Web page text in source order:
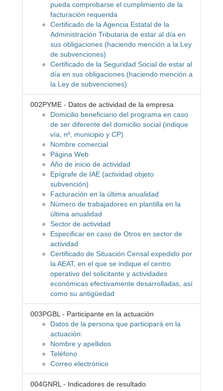
pueda comprobarse el cumplimiento de la
facturación requerida
Certificado de la Agencia Estatal de la
Administración Tributaria de estar al día en
sus obligaciones (haciendo mención a la Ley
de subvenciones)
Certificado de la Seguridad Social de estar al
día en sus obligaciones (haciendo mención a
la Ley de subvenciones)
002PYME - Datos de actividad de la empresa
Domicilio beneficiario del programa en caso
de ser diferente del domicilio social (indique
vía, nº, municipio y CP)
Nombre comercial
Página Web
Año de inicio de actividad
Epígrafe de IAE (actividad objeto
subvención)
Facturación en la última anualidad
Número de trabajadores en plantilla en la
última anualidad
Sector de actividad
Especificar en caso de Otros en sector de
actividad
Certificado de Situación Censal expedido por
la AEAT, en el que se indique el centro
operativo del solicitante y actividades
económicas efectivamente desarrolladas, así
como su antigüedad
003PGBL - Participante en la actuación
Datos de la persona que participará en la
actuación:
Nombre y apellidos
Teléfono
Correo electrónico
004GNRL - Indicadores de resultado